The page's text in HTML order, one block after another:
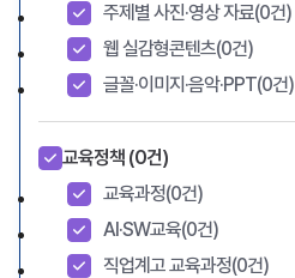
주제별 사진·영상 자료(0건)
웹 실감형콘텐츠(0건)
글꼴·이미지·음악·PPT(0건)
교육정책 (0건)
교육과정(0건)
AI·SW교육(0건)
직업계고 교육과정(0건)